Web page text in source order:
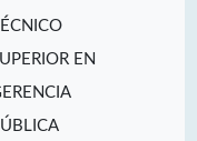
EN